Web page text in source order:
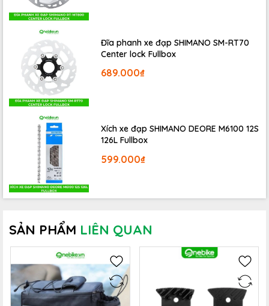
hoặc 700c...
Chân chống kẹp sườn xe đạp 2 bách tăng giảm MS03
Có thể tăng giảm chiều dài chân chống để điều chỉnh độ
nghiêng của xe. Kẹp 2 bách trên sườn nên rất chắc chắn,
Đĩa phanh xe đạp SHIMANO SM-RT70
Center lock Fullbox
689.000₫
Xích xe đạp SHIMANO DEORE M6100 12S
126L Fullbox
599.000₫
SẢN PHẨM LIÊN QUAN